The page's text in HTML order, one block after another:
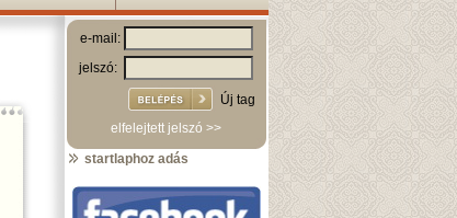
e-mail:
jelszó:
Új tag
elfelejtett jelszó >>
startlaphoz adás